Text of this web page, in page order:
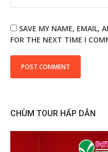
SAVE MY NAME, EMAIL,
FOR THE NEXT TIME I
CHÙM TOUR HẤP DẪN